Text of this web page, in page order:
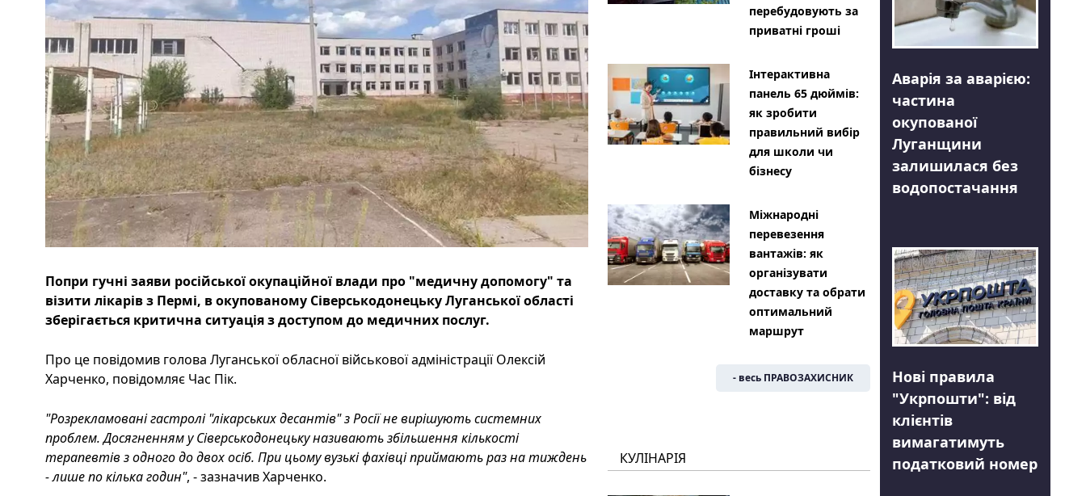
Попри гучні заяви російської окупаційної влади про "медичну допомогу" та
візити лікарів з Пермі, в окупованому Сіверськодонецьку Луганської області
зберігається критична ситуація з доступом до медичних послуг.
Про це повідомив голова Луганської обласної військової адміністрації Олексій
Харченко, повідомляє Час Пік.
"Розрекламовані гастролі "лікарських десантів" з Росії не вирішують системних
проблем. Досягненням у Сіверськодонецьку називають збільшення кількості
терапевтів з одного до двох осіб. При цьому вузькі фахівці приймають раз на тиждень
- лише по кілька годин", - зазначив Харченко.
перебудовують за
приватні гроші
Інтерактивна
панель 65 дюймів:
як зробити
правильний вибір
для школи чи
бізнесу
Міжнародні
перевезення
вантажів: як
організувати
доставку та обрати
оптимальний
маршрут
- весь ПРАВОЗАХИСНИК
КУЛІНАРІЯ
Аварія за аварією:
частина
окупованої
Луганщини
залишилася без
водопостачання
Нові правила
"Укрпошти": від
клієнтів
вимагатимуть
податковий номер